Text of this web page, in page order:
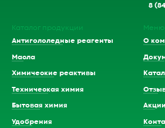
8
Каталог продукции
Антигололедные реагенты
Масла
Химические реактивы
Техническая химия
Бытовая химия
Удобрения
Меню
О
Акции